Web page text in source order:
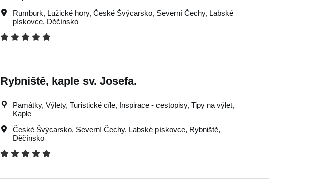
Rumburk, Lužické hory, České Švýcarsko, Severní Čechy, Labské
pískovce, Děčínsko
Rybniště, kaple sv. Josefa.
Památky, Výlety, Turistické cíle, Inspirace - cestopisy, Tipy na výlet,
Kaple
České Švýcarsko, Severní Čechy, Labské pískovce, Rybniště,
Děčínsko